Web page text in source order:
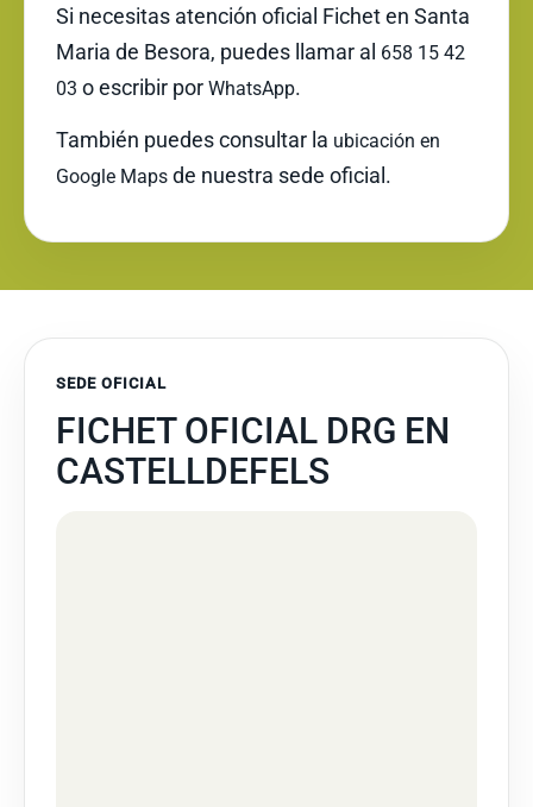
Si necesitas atención oficial Fichet en Santa
Maria de Besora, puedes llamar al 658 15 42
03 o escribir por WhatsApp.
También puedes consultar la ubicación en
Google Maps de nuestra sede oficial.
SEDE OFICIAL
FICHET OFICIAL DRG EN
CASTELLDEFELS